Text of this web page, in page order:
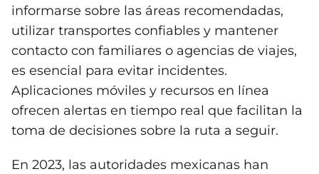
informarse sobre las áreas recomendadas,
utilizar transportes confiables y mantener
contacto con familiares o agencias de viajes,
es esencial para evitar incidentes.
Aplicaciones móviles y recursos en línea
ofrecen alertas en tiempo real que facilitan la
toma de decisiones sobre la ruta a seguir.
En 2023, las autoridades mexicanas han